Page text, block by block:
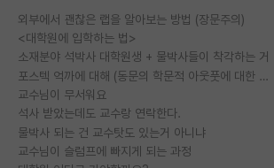
외부에서 괜찮은 랩을 알아보는 방법 (장문주의)
<대학원에 입학하는 법>
소재분야 석박사 대학원생 + 물박사들이 착각하는 거
포스텍 억까에 대해 (동문의 학문적 아웃풋에 대한 반박)
교수님이 무서워요
석사 받았는데도 교수랑 연락한다.
물박사 되는 건 교수탓도 있는거 아니냐
교수님이 슬럼프에 빠지게 되는 과정